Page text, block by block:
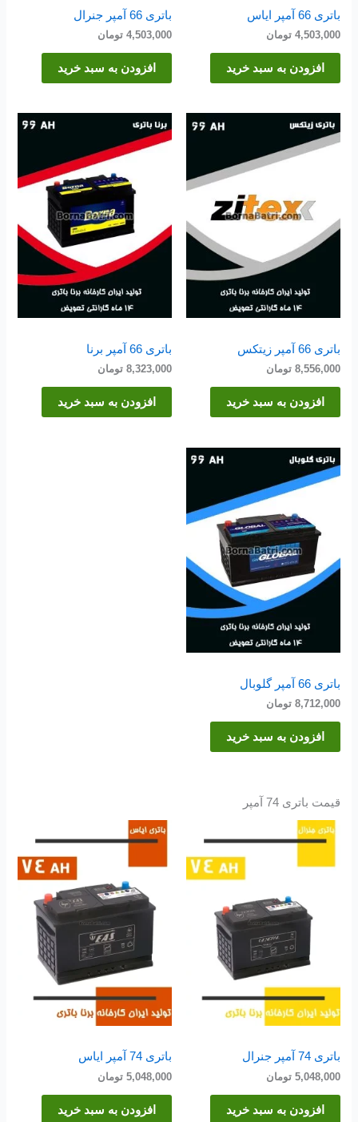
باتری 66 آمپر ایاس
4,503,000 تومان
افزودن به سبد خرید
باتری 66 آمپر جنرال
4,503,000 تومان
افزودن به سبد خرید
باتری 66 آمپر زیتکس
8,556,000 تومان
افزودن به سبد خرید
باتری 66 آمپر برنا
8,323,000 تومان
افزودن به سبد خرید
باتری 66 آمپر گلوبال
8,712,000 تومان
افزودن به سبد خرید
قیمت باتری 74 آمپر
باتری 74 آمپر جنرال
5,048,000 تومان
افزودن به سبد خرید
باتری 74 آمپر ایاس
5,048,000 تومان
افزودن به سبد خرید